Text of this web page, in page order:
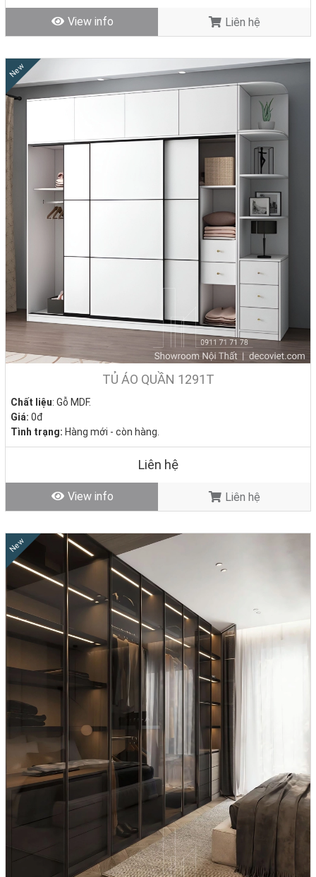
View info Liên hệ
New
TỦ ÁO QUẦN 1291T
Chất liệu: Gỗ MDF.
Giá: 0đ
Tình trạng: Hàng mới - còn hàng.
Liên hệ
View info Liên hệ
New